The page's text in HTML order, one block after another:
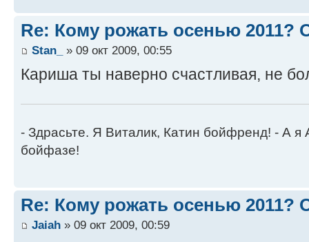
Re: Кому рожать осенью 2011?
Stan_ » 09 окт 2009, 00:55
Кариша ты наверно счастливая, не
- Здрасьте. Я Виталик, Катин бойфренд! - А я
бойфазе!
Re: Кому рожать осенью 2011?
Jaiah » 09 окт 2009, 00:59